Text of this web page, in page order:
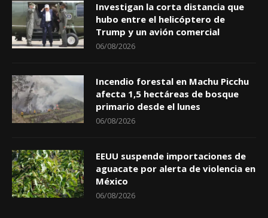
Investigan la corta distancia que
hubo entre el helicóptero de
Trump y un avión comercial
06/08/2026
Incendio forestal en Machu Picchu
afecta 1,5 hectáreas de bosque
primario desde el lunes
06/08/2026
EEUU suspende importaciones de
aguacate por alerta de violencia en
México
06/08/2026